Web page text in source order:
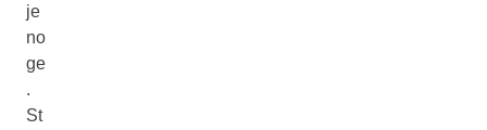
je
no
ge
.
St